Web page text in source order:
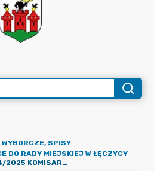
SPISY
DO RADY MIEJSKIEJ W ŁĘCZYCY
POSTANOWIENIE NR 494/2025 KOMISARZA WYBORCZEGO W ŁODZI II Z DNIA 22 GRUDNIA 2025R. W SPRAWIE POWOŁANIA MIEJSKIEJ KOMISJI WYBORCZEJ W ŁĘCZYCY